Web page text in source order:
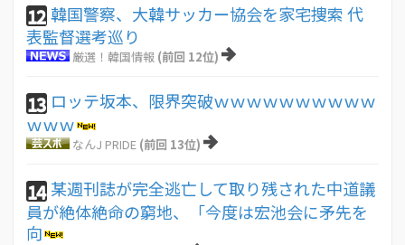
12韓国警察、大韓サッカー協会を家宅捜索 代
表監督選考巡り
厳選！韓国情報 (前回 12位)
13 ロッテ坂本、限界突破ｗｗｗｗｗｗｗｗｗｗ
ｗｗｗ
なんJ PRIDE (前回 13位)
14 某週刊誌が完全逃亡して取り残された中道議
員が絶体絶命の窮地、「今度は宏池会に矛先を
向